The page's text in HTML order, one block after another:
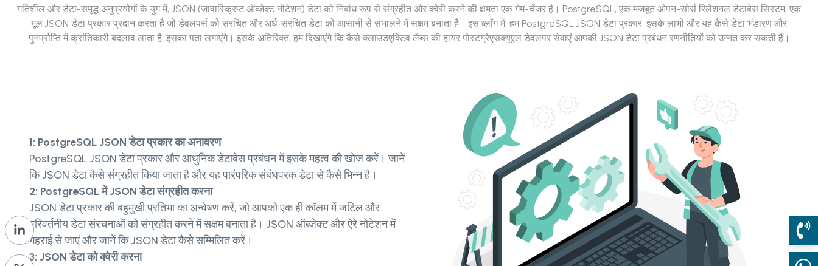
गतिशील और डेटा-समृद्ध अनुप्रयोगों के युग में, JSON (जावास्क्रिप्ट ऑब्जेक्ट नोटेशन) डेटा को निर्बाध रूप से संग्रहीत और क्वेरी करने की क्षमता एक गेम-चेंजर है। PostgreSQL, एक मजबूत ओपन-सोर्स रिलेशनल डेटाबेस सिस्टम, एक
मूल JSON डेटा प्रकार प्रदान करता है जो डेवलपर्स को संरचित और अर्ध-संरचित डेटा को आसानी से संभालने में सक्षम बनाता है। इस ब्लॉग में, हम PostgreSQL JSON डेटा प्रकार, इसके लाभों और यह कैसे डेटा भंडारण और
पुनर्प्राप्ति में क्रांतिकारी बदलाव लाता है, इसका पता लगाएंगे। इसके अतिरिक्त, हम दिखाएंगे कि कैसे क्लाउडएक्टिव लैब्स की हायर पोस्टग्रेएसक्यूएल डेवलपर सेवाएं आपकी JSON डेटा प्रबंधन रणनीतियों को उन्नत कर सकती हैं।
1: PostgreSQL JSON डेटा प्रकार का अनावरण
PostgreSQL JSON डेटा प्रकार और आधुनिक डेटाबेस प्रबंधन में इसके महत्व की खोज करें। जानें
कि JSON डेटा कैसे संग्रहीत किया जाता है और यह पारंपरिक संबंधपरक डेटा से कैसे भिन्न है।
2: PostgreSQL में JSON डेटा संग्रहीत करना
JSON डेटा प्रकार की बहुमुखी प्रतिभा का अन्वेषण करें, जो आपको एक ही कॉलम में जटिल और
परिवर्तनीय डेटा संरचनाओं को संग्रहीत करने में सक्षम बनाता है। JSON ऑब्जेक्ट और ऐरे नोटेशन में
गहराई से जाएं और जानें कि JSON डेटा कैसे सम्मिलित करें।
3: JSON डेटा को क्वेरी करना